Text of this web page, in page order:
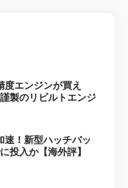
度エンジンが買え
製のリビルトエンジ
速！新型ハッチバッ
投入か【海外評】